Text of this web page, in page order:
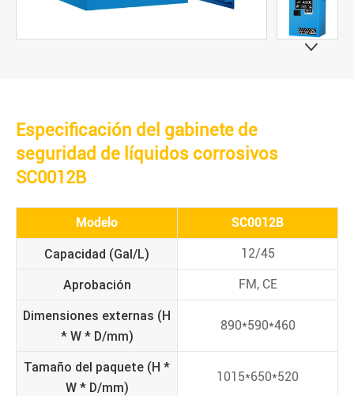

Especificación del gabinete de
seguridad de líquidos corrosivos
SC0012B
Modelo SC0012B
Capacidad (Gal/L) 12/45
Aprobación FM, CE
Dimensiones externas (H
* W * D/mm)
890*590*460
Tamaño del paquete (H *
W * D/mm)
1015*650*520